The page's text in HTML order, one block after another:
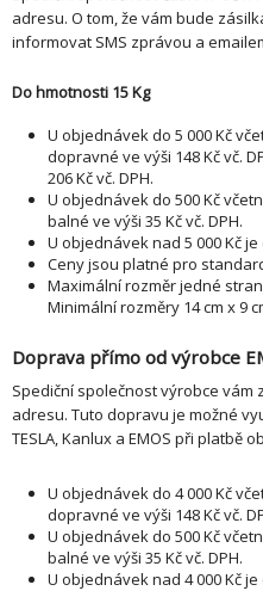
adresu. O tom, že vám bude
informovat SMS zprávou a
Do hmotnosti 15 Kg
U objednávek do 5 000 Kč
dopravné ve výši 148 Kč vč.
206 Kč vč. DPH.
U objednávek do 500 Kč
balné ve výši 35 Kč vč. DPH.
U objednávek nad 5 000 Kč
Ceny jsou platné pro
Maximální rozměr jedné
Minimální rozměry 14 cm x 9
Doprava přímo od výrobce
Spediční společnost výrobce vám
adresu. Tuto dopravu je možné
TESLA, Kanlux a EMOS při platbě
U objednávek do 4 000 Kč
dopravné ve výši 148 Kč vč.
U objednávek do 500 Kč
balné ve výši 35 Kč vč. DPH.
U objednávek nad 4 000 Kč